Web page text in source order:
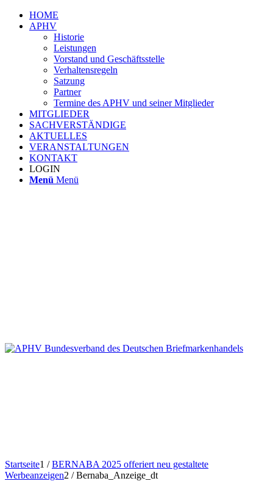
HOME
APHV
Historie
Leistungen
Vorstand und Geschäftsstelle
Verhaltensregeln
Satzung
Partner
Termine des APHV und seiner Mitglieder
MITGLIEDER
SACHVERSTÄNDIGE
AKTUELLES
VERANSTALTUNGEN
KONTAKT
LOGIN
Menü Menü
Startseite1 / BERNABA 2025 offeriert neu gestaltete
Werbeanzeigen2 / Bernaba_Anzeige_dt